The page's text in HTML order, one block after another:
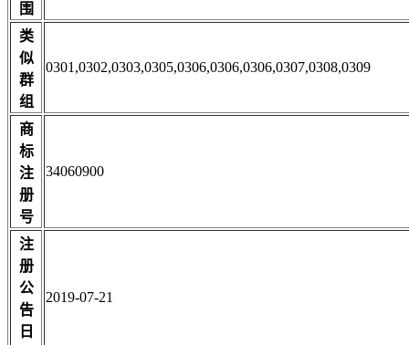
围
类
似
群
组
0301,0302,0303,0305,0306,0306,0306,0307,0308,0309
商
标
注
册
号
34060900
注
册
公
告
日
2019-07-21